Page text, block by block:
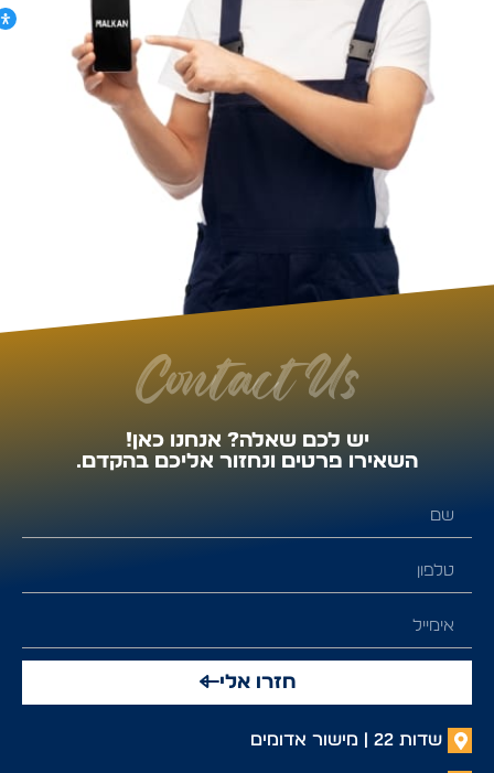
Contact Us
יש לכם שאלה? אנחנו כאן!
השאירו פרטים ונחזור אליכם בהקדם.
חזרו אלי
שדות 22 | מישור אדומים